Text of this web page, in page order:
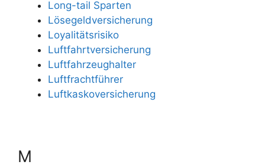
Long-tail Sparten
Lösegeldversicherung
Loyalitätsrisiko
Luftfahrtversicherung
Luftfahrzeughalter
Luftfrachtführer
Luftkaskoversicherung
M